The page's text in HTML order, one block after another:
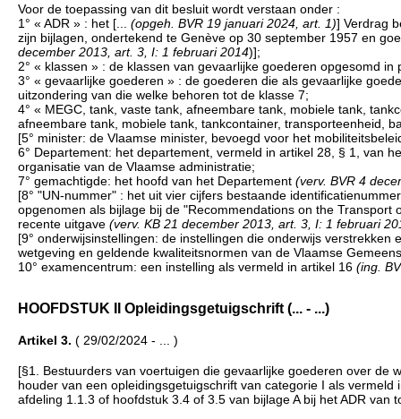
Voor de toepassing van dit besluit wordt verstaan onder :
1° « ADR » : het [... (opgeh. BVR 19 januari 2024, art. 1)] Verdrag
zijn bijlagen, ondertekend te Genève op 30 september 1957 en
december 2013, art. 3, I: 1 februari 2014)];
2° « klassen » : de klassen van gevaarlijke goederen opgesomd in
3° « gevaarlijke goederen » : de goederen die als gevaarlijke
uitzondering van die welke behoren tot de klasse 7;
4° « MEGC, tank, vaste tank, afneembare tank, mobiele tank,
afneembare tank, mobiele tank, tankcontainer, transporteenheid,
[5° minister: de Vlaamse minister, bevoegd voor het
6° Departement: het departement, vermeld in artikel 28, § 1, van
organisatie van de Vlaamse administratie;
7° gemachtigde: het hoofd van het Departement (verv. BVR 4
[8° "UN-nummer" : het uit vier cijfers bestaande
opgenomen als bijlage bij de "Recommendations on the
recente uitgave (verv. KB 21 december 2013, art. 3, I: 1 februari
[9° onderwijsinstellingen: de instellingen die onderwijs
wetgeving en geldende kwaliteitsnormen van de Vlaamse
10° examencentrum: een instelling als vermeld in artikel 16 (ing.
HOOFDSTUK II Opleidingsgetuigschrift (... - ...)
Artikel 3. ( 29/02/2024 - ... )
[§1. Bestuurders van voertuigen die gevaarlijke goederen over
houder van een opleidingsgetuigschrift van categorie I als
afdeling 1.1.3 of hoofdstuk 3.4 of 3.5 van bijlage A bij het ADR van